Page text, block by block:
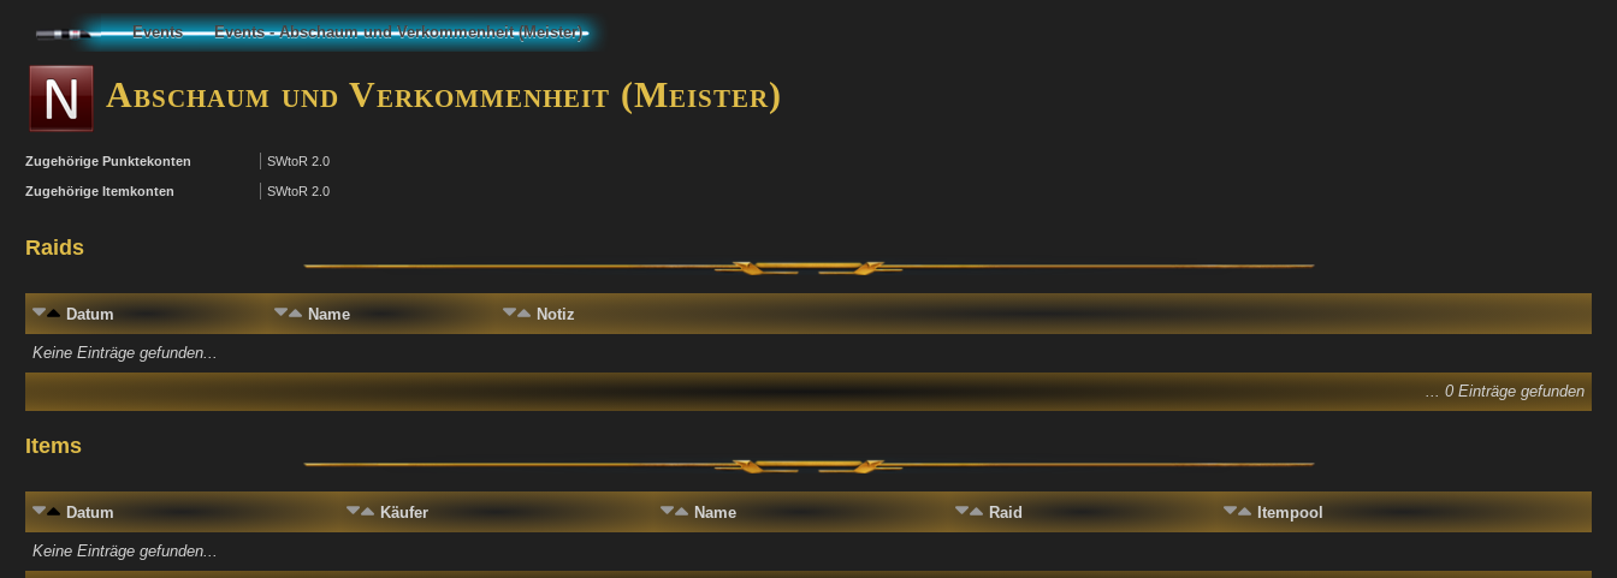
Events Events - Abschaum und Verkommenheit (Meister)
Abschaum und Verkommenheit (Meister)
Zugehörige Punktekonten SWtoR 2.0
Zugehörige Itemkonten SWtoR 2.0
Raids
Datum Name Notiz
Keine Einträge gefunden...
... 0 Einträge gefunden
Items
Datum Käufer Name Raid Itempool
Keine Einträge gefunden...